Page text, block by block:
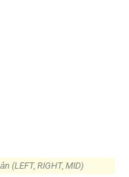
(LEFT, RIGHT, MID)